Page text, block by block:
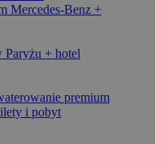
Mercedes-Benz +
+ hotel
premium
i pobyt